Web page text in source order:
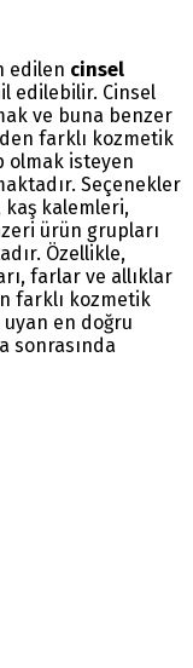
edilen cinsel
edilebilir. Cinsel
ve buna benzer
farklı kozmetik
olmak isteyen
Seçenekler
kaş kalemleri,
ürün grupları
Özellikle,
farlar ve allıklar
farklı kozmetik
en doğru
sonrasında